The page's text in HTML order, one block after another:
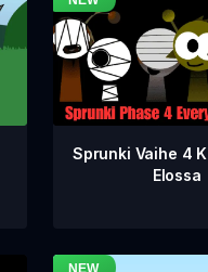
Sprunki Vaihe 4
Elossa